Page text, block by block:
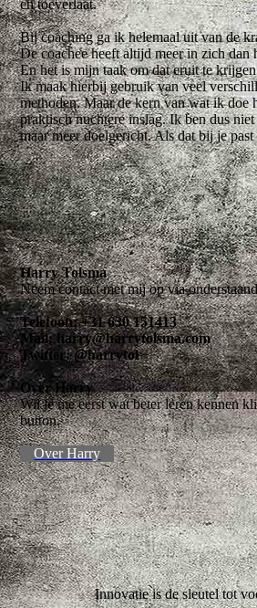
en toeverlaat.
Bij coaching ga ik helemaal uit van de
De coachee heeft altijd meer in zich
En het is mijn taak om dat eruit te
Ik maak hierbij gebruik van veel
methoden. Maar de kern van wat ik doe
praktisch nuchtere inslag. Ik ben dus
maar meer doelgericht. Als dat bij je
Harry Tolsma
Neem contact met mij op via
Telefoon: +31 630 151413
Mail: harry@harrytolsma.com
Twitter: @harrytol
Over Harry
Wil je me eerst wat beter leren kennen
button.
Over Harry
Innovatie is de sleutel tot